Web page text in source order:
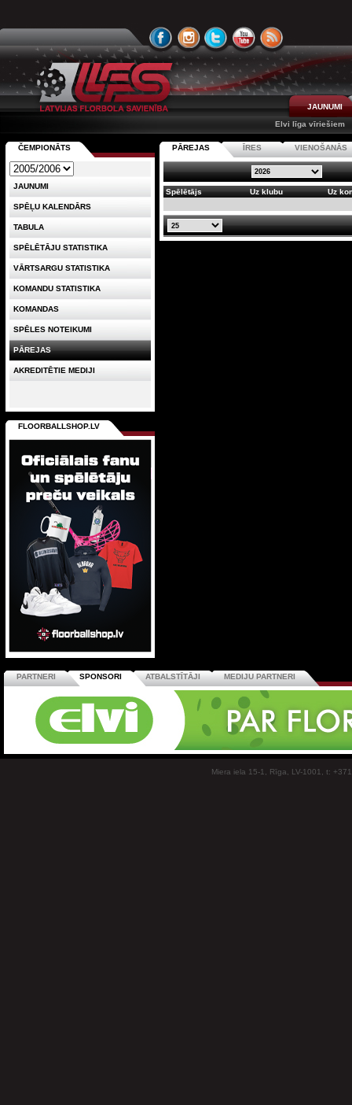
JAUNUMI
Elvi līga vīriešiem
PĀREJAS ĪRES VIENOŠANĀS
Spēlētājs Uz klubu Uz
ČEMPIONĀTS
JAUNUMI
SPĒĻU KALENDĀRS
TABULA
SPĒLĒTĀJU STATISTIKA
VĀRTSARGU STATISTIKA
KOMANDU STATISTIKA
KOMANDAS
SPĒLES NOTEIKUMI
PĀREJAS
AKREDITĒTIE MEDIJI
FLOORBALLSHOP.LV
PARTNERI SPONSORI ATBALSTĪTĀJI MEDIJU PARTNERI
Miera iela 15-1, Rīga, LV-1001, t: